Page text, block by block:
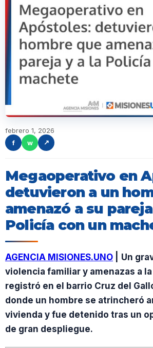
febrero 1, 2026
f
w ↗
Megaoperativo en
detuvieron a un
amenazó a su
Policía con un
AGENCIA MISIONES.UNO
Un
violencia familiar y amenazas a
registró en el barrio Cruz del
donde un hombre se atrincheró
vivienda y fue detenido tras un
de gran despliegue.